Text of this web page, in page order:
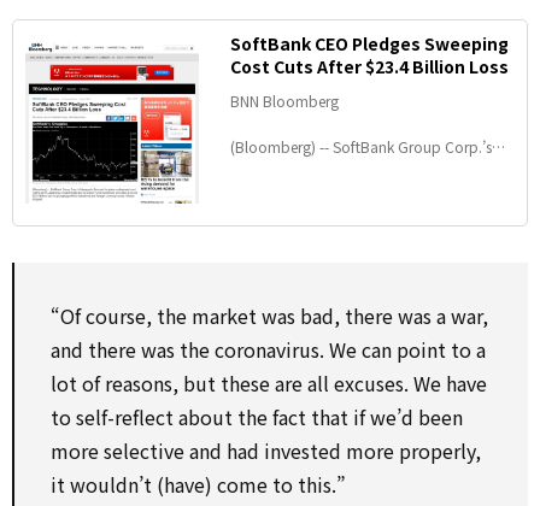
SoftBank CEO Pledges Sweeping
Cost Cuts After $23.4 Billion Loss
BNN Bloomberg
(Bloomberg) -- SoftBank Group Corp.’s
record $23.4 billion loss on plunging
“Of course, the market was bad, there was a war,
and there was the coronavirus. We can point to a
lot of reasons, but these are all excuses. We have
to self-reflect about the fact that if we’d been
more selective and had invested more properly,
it wouldn’t (have) come to this.”